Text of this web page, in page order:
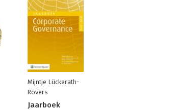
Mijntje Lückerath-
Rovers
Jaarboek